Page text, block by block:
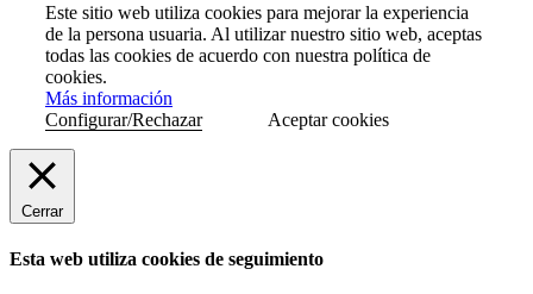
Este sitio web utiliza cookies para mejorar la experiencia
de la persona usuaria. Al utilizar nuestro sitio web, aceptas
todas las cookies de acuerdo con nuestra política de
cookies.
Más información
Configurar/Rechazar
Aceptar cookies
Cerrar
Esta web utiliza cookies de seguimiento